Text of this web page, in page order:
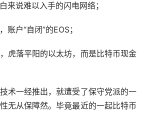
来说难以入手的闪电网络；
户“自闭”的EOS；
虎落平阳的以太坊，而是比特币现金
术一经推出，就遭受了保守党派的一
无从保障然。毕竟最近的一起比特币